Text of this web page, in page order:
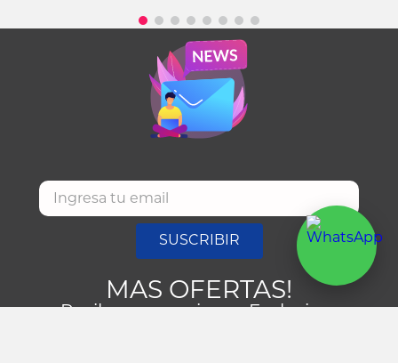
SUSCRIBIR
MAS OFERTAS!
Recibe promociones Exclusivas